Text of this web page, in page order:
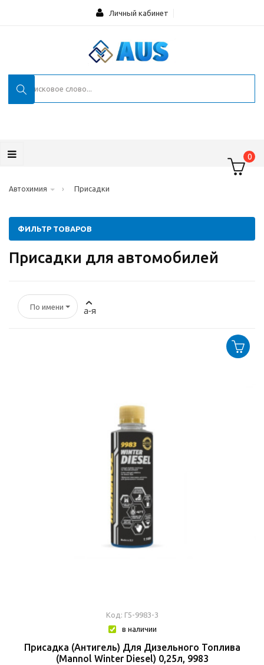
Личный кабинет
0
Автохимия › Присадки
ФИЛЬТР ТОВАРОВ
Присадки для автомобилей
По имени а-я
Код: Г5-9983-3
в наличии
Присадка (Антигель) Для Дизельного Топлива
(Mannol Winter Diesel) 0,25л, 9983